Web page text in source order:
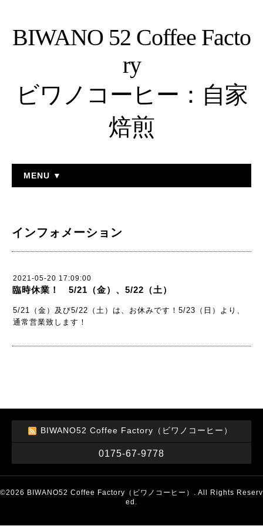
BIWANO 52 Coffee Facto
ry
ビワノコーヒー：自家
焙煎
MENU ▼
インフォメーション
2021-05-20 17:09:00
臨時休業！ 5/21（金）、5/22（土）
5/21（金）及び5/22（土）は、お休みです！5/23（日）より、
通常営業致します！
BIWANO52 Coffee Factory（ビワノコーヒー）
0175-67-9778
©2026 BIWANO52 Coffee Factory（ビワノコーヒー） . All Rights Reserv
ed.